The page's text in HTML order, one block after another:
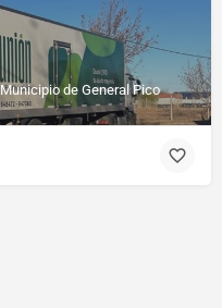
Municipio de General Pico